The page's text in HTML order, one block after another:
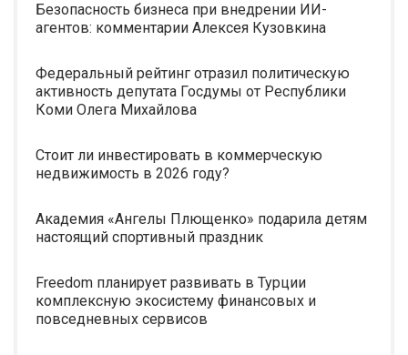
Безопасность бизнеса при внедрении ИИ-
агентов: комментарии Алексея Кузовкина
Федеральный рейтинг отразил политическую
активность депутата Госдумы от Республики
Коми Олега Михайлова
Стоит ли инвестировать в коммерческую
недвижимость в 2026 году?
Академия «Ангелы Плющенко» подарила детям
настоящий спортивный праздник
Freedom планирует развивать в Турции
комплексную экосистему финансовых и
повседневных сервисов